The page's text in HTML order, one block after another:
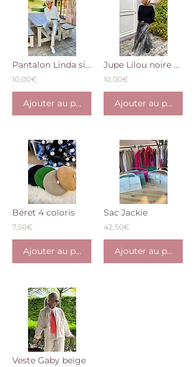
Pantalon Linda simili argenté
10,00€
Ajouter au panier
Jupe Lilou noire brillante
10,00€
Ajouter au panier
Béret 4 coloris
7,50€
Ajouter au panier
Sac Jackie
42,50€
Ajouter au panier
Veste Gaby beige